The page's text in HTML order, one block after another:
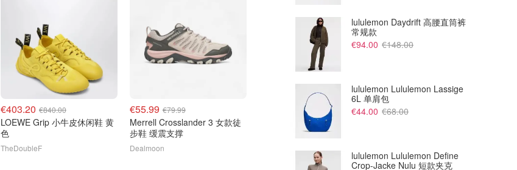
€403.20 €840.00
LOEWE Grip 小牛皮休闲鞋 黄
色
TheDoubleF
€55.99 €79.99
Merrell Crosslander 3 女款徒
步鞋 缓震支撑
Dealmoon
€109.99
Decathlon 公路骑行鞋 EDR Air
€125.00
lululemon Daydrift 高腰直筒裤
常规款
€94.00 €148.00
lululemon Lululemon Lassige
6L 单肩包
€44.00 €68.00
lululemon Lululemon Define
Crop-Jacke Nulu 短款夹克